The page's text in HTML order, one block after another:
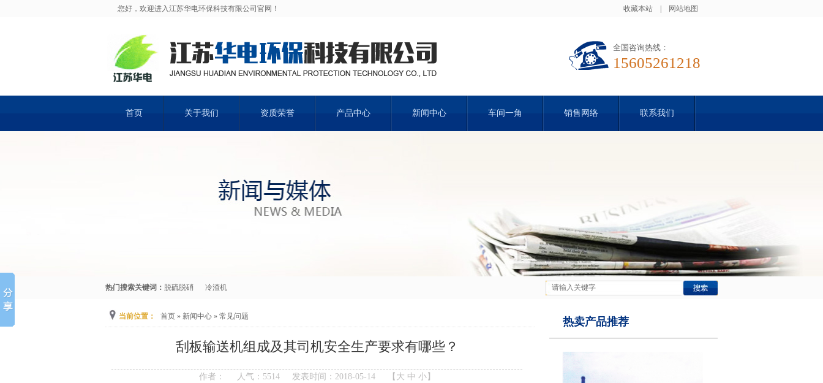
收藏本站 网站地图
您好，欢迎进入江苏华电环保科技有限公司官网！
全国咨询热线：
15605261218
首页 关于我们 资质荣誉 产品中心 新闻中心 车间一角 销售网络 联系我们
热门搜索关键词： 脱硫脱硝 冷渣机
当前位置： 首页 » 新闻中心 » 常见问题
刮板输送机组成及其司机安全生产要求有哪些？
作者： 人气： 5514 发表时间：2018-05-14 【 大 中 小】
热卖产品推荐